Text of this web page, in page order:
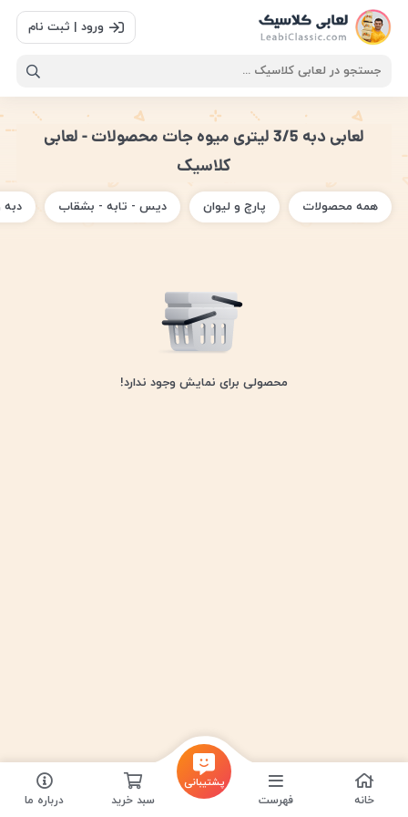
ورود | ثبت نام
لعابی دبه 3/5 لیتری میوه جات محصولات - لعابی
کلاسیک
همه محصولات پارچ و لیوان دیس - تابه - بشقاب
محصولی برای نمایش وجود ندارد!
خانه فهرست درباره ما سبد خرید
پشتیبانی